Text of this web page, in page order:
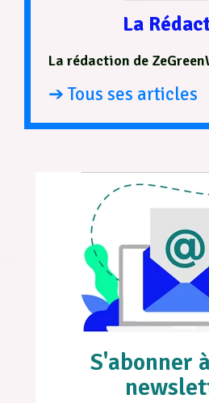
La
La rédaction de
➔ Tous ses articles
S'abonner